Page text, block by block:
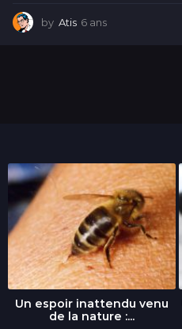
by Atis 6 ans
Un espoir inattendu venu
de la nature :...